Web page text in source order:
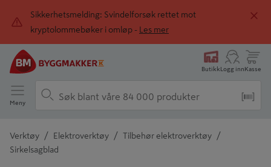
Sikkerhetsmelding: Svindelforsøk rettet mot
kryptolommebøker i omløp -
Les mer
ButikkLogg innKasse
Meny
Verktøy / Elektroverktøy / Tilbehør elektroverktøy /
Sirkelsagblad